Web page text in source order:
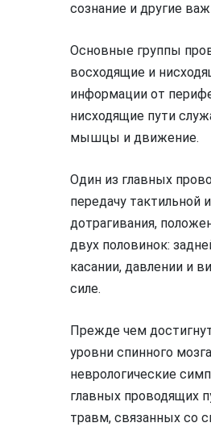
сознание и другие
Основные группы
восходящие и
информации от
нисходящие пути
мышцы и движение.
Один из главных
передачу
дотрагивания,
двух половинок:
касании, давлении и
силе.
Прежде чем
уровни спинного
неврологические
главных проводящих
травм, связанных со